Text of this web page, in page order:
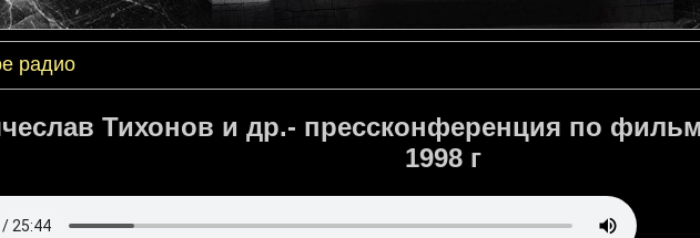
радио
Тихонов и др.- прессконференция по
1998 г